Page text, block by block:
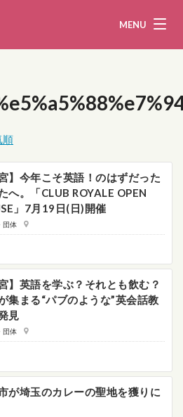
MENU
飲食
まとめ！
ライター
宮】今年こそ英語！のはずだった
へ。「CLUB ROYALE OPEN
」7月19日(日)開催
団体
宮】英語を学ぶ？それとも飲む？
集まる“パブのような”英会話教
見
団体
が埼玉のカレーの聖地を獲りに